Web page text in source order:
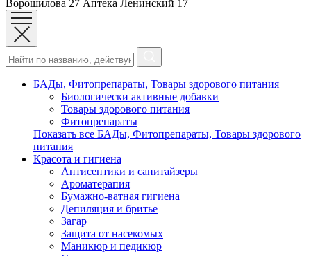
Ворошилова 27 Аптека Ленинский 17
БАДы, Фитопрепараты, Товары здорового питания
Биологически активные добавки
Товары здорового питания
Фитопрепараты
Показать все БАДы, Фитопрепараты, Товары здорового
питания
Красота и гигиена
Антисептики и санитайзеры
Ароматерапия
Бумажно-ватная гигиена
Депиляция и бритье
Загар
Защита от насекомых
Маникюр и педикюр